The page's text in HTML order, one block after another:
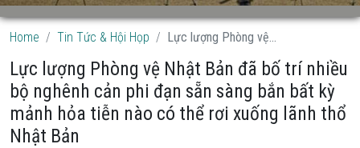
Home Tin Tức & Hội Họp Lực lượng Phòng vệ...
Lực lượng Phòng vệ Nhật Bản đã bố trí nhiều
bộ nghênh cản phi đạn sẵn sàng bắn bất kỳ
mảnh hỏa tiễn nào có thể rơi xuống lãnh thổ
Nhật Bản